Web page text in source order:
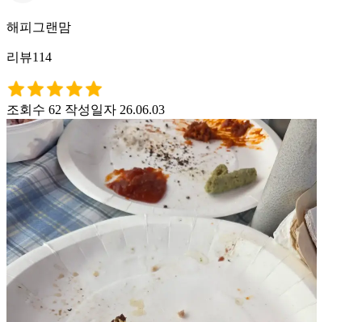
해피그랜맘
리뷰114
조회수 62 작성일자 26.06.03